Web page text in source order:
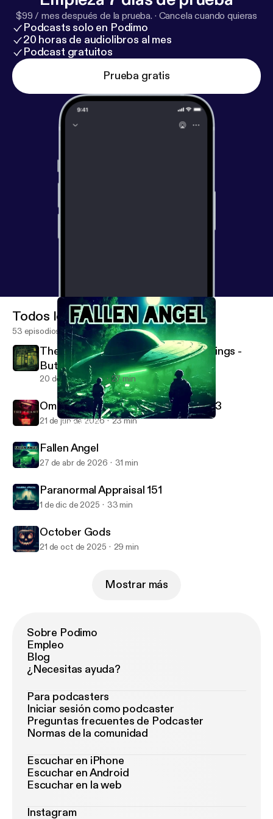
mt_homepage_panel] @CampfireRadioTheater
and Twitter
[https://twitter.com/CampfireRadio
[Twitt@CampfireRadio]
$99 / mes después de la prueba. · Cancela cuando quieras
Podcasts solo en Podimo
20 horas de audiolibros al mes
Podcast gratuitos
Prueba gratis
Fallen Angel
Todos los episodios
53 episodios
The Antiquarium of Sinister Happenings -
Buttons
20 de jul de 2026 27 min
Ominous Thrill - The Chant Part 1 of 3
21 de jun de 2026 23 min
Fallen Angel
27 de abr de 2026 31 min
Paranormal Appraisal 151
1 de dic de 2025 33 min
October Gods
21 de oct de 2025 29 min
Mostrar más
Sobre Podimo
Empleo
Blog
¿Necesitas ayuda?
Para podcasters
Iniciar sesión como podcaster
Preguntas frecuentes de Podcaster
Normas de la comunidad
Escuchar en iPhone
Escuchar en Android
Escuchar en la web
Instagram